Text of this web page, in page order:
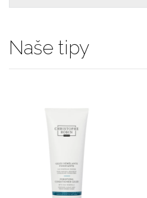
Naše tipy